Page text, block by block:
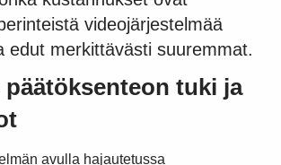
videojärjestelmää
edut merkittävästi suuremmat.
päätöksenteon tuki ja
avulla hajautetussa